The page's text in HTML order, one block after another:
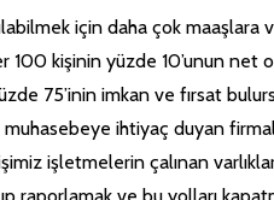
için daha çok maaşlara
kişinin yüzde 10’unun net
75’inin imkan ve fırsat
ihtiyaç duyan
işletmelerin çalınan